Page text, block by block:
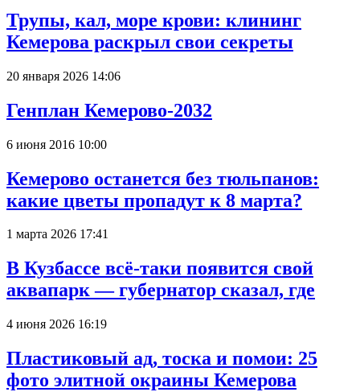
Трупы, кал, море крови: клининг
Кемерова раскрыл свои секреты
20 января 2026 14:06
Генплан Кемерово-2032
6 июня 2016 10:00
Кемерово останется без тюльпанов:
какие цветы пропадут к 8 марта?
1 марта 2026 17:41
В Кузбассе всё-таки появится свой
аквапарк — губернатор сказал, где
4 июня 2026 16:19
Пластиковый ад, тоска и помои: 25
фото элитной окраины Кемерова